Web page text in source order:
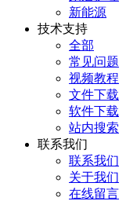
新能源
技术支持
全部
常见问题
视频教程
文件下载
软件下载
站内搜索
联系我们
联系我们
关于我们
在线留言